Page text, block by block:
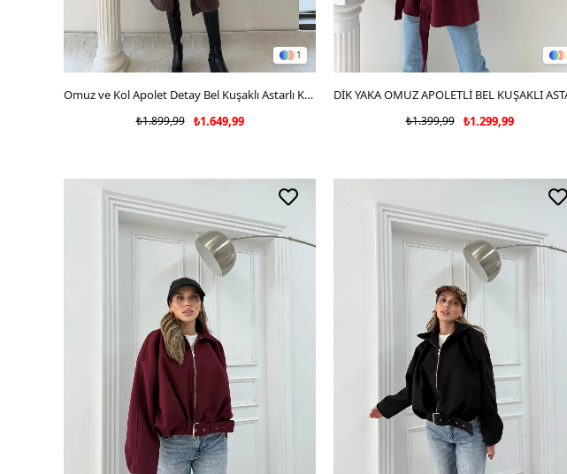
1
SEPETE EKLE
Omuz ve Kol Apolet Detay Bel Kuşaklı Astarlı Kaşe Kaban Kahve 2021
₺1.649,99
₺1.899,99
SEPETE EKLE
₺1.299,99
₺1.399,99